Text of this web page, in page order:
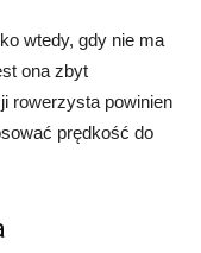
wtedy, gdy nie ma
ona zbyt
rowerzysta powinien
prędkość do